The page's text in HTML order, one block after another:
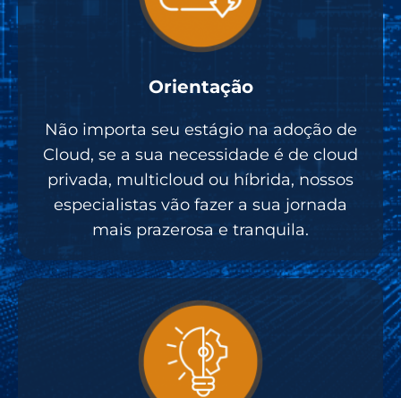
Orientação
Não importa seu estágio na adoção de
Cloud, se a sua necessidade é de cloud
privada, multicloud ou híbrida, nossos
especialistas vão fazer a sua jornada
mais prazerosa e tranquila.